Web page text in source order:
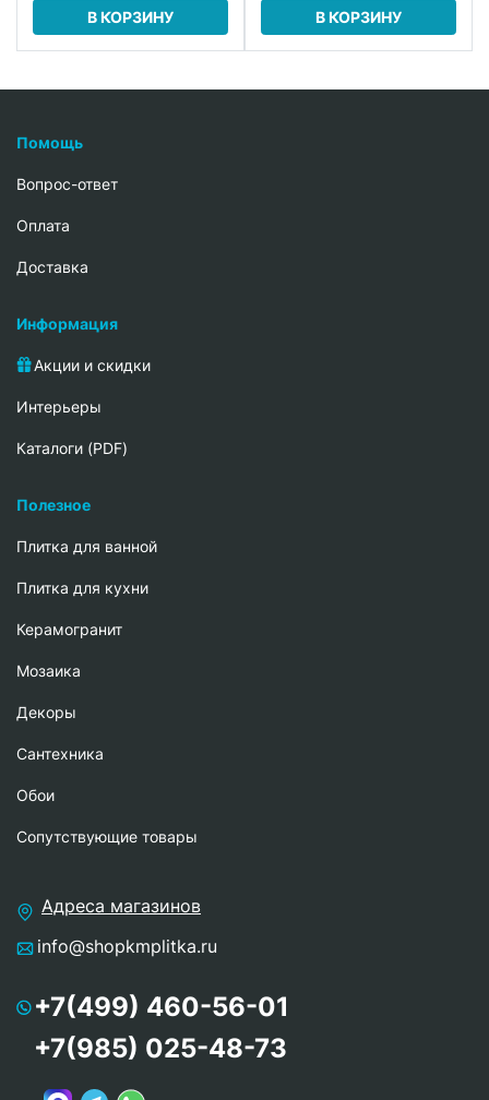
В КОРЗИНУ В КОРЗИНУ
Помощь
Вопрос-ответ
Oплата
Доставка
Информация
Акции и скидки
Интерьеры
Каталоги (PDF)
Полезное
Плитка для ванной
Плитка для кухни
Керамогранит
Мозаика
Декоры
Сантехника
Обои
Сопутствующие товары
Адреса магазинов
info@shopkmplitka.ru
+7(499) 460-56-01
+7(985) 025-48-73